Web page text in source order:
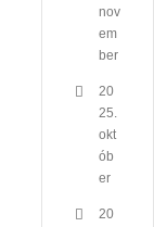
nov
em
ber
20
25.
okt
ób
er
20